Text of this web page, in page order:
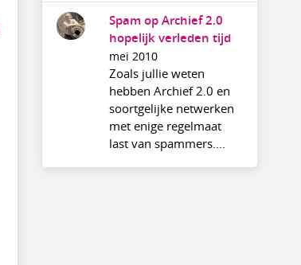
Spam op Archief 2.0
hopelijk verleden tijd
mei 2010
Zoals jullie weten
hebben Archief 2.0 en
soortgelijke netwerken
met enige regelmaat
last van spammers....